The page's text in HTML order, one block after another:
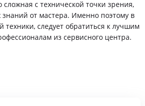
сложная с технической точки зрения,
знаний от мастера. Именно поэтому в
техники, следует обратиться к лучшим
из сервисного центра.